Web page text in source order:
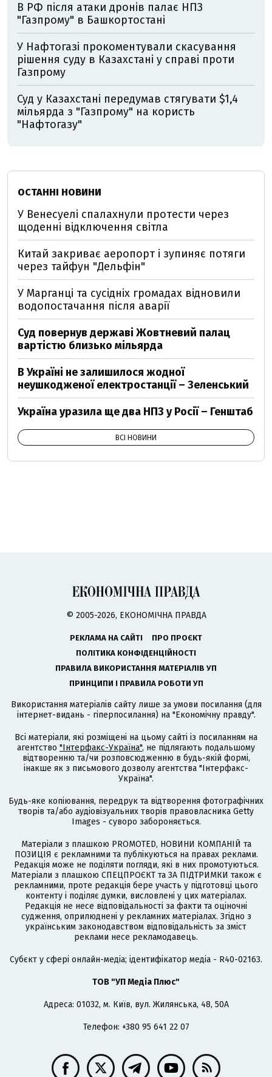
В РФ після атаки дронів палає НПЗ
"Газпрому" в Башкортостані
У Нафтогазі прокоментували скасування
рішення суду в Казахстані у справі проти
Газпрому
Суд у Казахстані передумав стягувати $1,4
мільярда з "Газпрому" на користь
"Нафтогазу"
ОСТАННІ НОВИНИ
У Венесуелі спалахнули протести через
щоденні відключення світла
Китай закриває аеропорт і зупиняє потяги
через тайфун "Дельфін"
У Марганці та сусідніх громадах відновили
водопостачання після аварії
Суд повернув державі Жовтневий палац
вартістю близько мільярда
В Україні не залишилося жодної
неушкодженої електростанції – Зеленський
Україна уразила ще два НПЗ у Росії – Генштаб
ВСІ НОВИНИ
© 2005-2026, ЕКОНОМІЧНА ПРАВДА
РЕКЛАМА НА САЙТІ
ПРО ПРОЄКТ
ПОЛІТИКА КОНФІДЕНЦІЙНОСТІ
ПРАВИЛА ВИКОРИСТАННЯ МАТЕРІАЛІВ УП
ПРИНЦИПИ І ПРАВИЛА РОБОТИ УП
Використання матеріалів сайту лише за умови посилання (для
інтернет-видань - гіперпосилання) на "Економічну правду".
Всі матеріали, які розміщені на цьому сайті із посиланням на
агентство "Інтерфакс-Україна", не підлягають подальшому
відтворенню та/чи розповсюдженню в будь-якій формі,
інакше як з письмового дозволу агентства "Інтерфакс-
Україна".
Будь-яке копіювання, передрук та відтворення фотографічних
творів та/або аудіовізуальних творів правовласника Getty
Images - суворо забороняється.
Матеріали з плашкою PROMOTED, НОВИНИ КОМПАНІЙ та
ПОЗИЦІЯ є рекламними та публікуються на правах реклами.
Редакція може не поділяти погляди, які в них промотуються.
Матеріали з плашкою СПЕЦПРОЄКТ та ЗА ПІДТРИМКИ також є
рекламними, проте редакція бере участь у підготовці цього
контенту і поділяє думки, висловлені у цих матеріалах.
Редакція не несе відповідальності за факти та оціночні
судження, оприлюднені у рекламних матеріалах. Згідно з
українським законодавством відповідальність за зміст
реклами несе рекламодавець.
Cубєкт у сфері онлайн-медіа; ідентифікатор медіа - R40-02163.
ТОВ "УП Медіа Плюс"
Адреса: 01032, м. Київ, вул. Жилянська, 48, 50А
Телефон: +380 95 641 22 07